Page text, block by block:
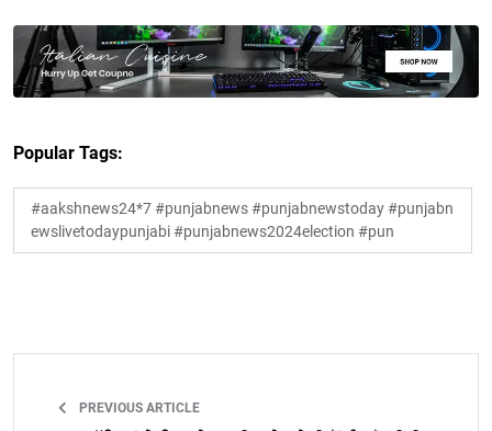
Popular Tags:
#aakshnews24*7 #punjabnews #punjabnewstoday #punjabn
ewslivetodaypunjabi #punjabnews2024election #pun
PREVIOUS ARTICLE